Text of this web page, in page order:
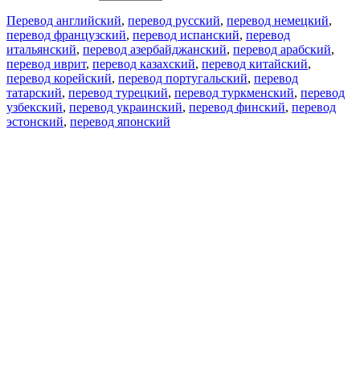
Перевод английский, перевод русский, перевод немецкий,
перевод французский, перевод испанский, перевод
итальянский, перевод азербайджанский, перевод арабский,
перевод иврит, перевод казахский, перевод китайский,
перевод корейский, перевод португальский, перевод
татарский, перевод турецкий, перевод туркменский, перевод
узбекский, перевод украинский, перевод финский, перевод
эстонский, перевод японский